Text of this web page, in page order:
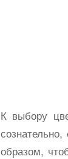
К выбору
образом,